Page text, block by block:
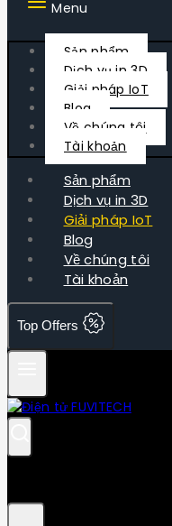
Menu
Sản phẩm
Dịch vụ in 3D
Giải pháp IoT
Blog
Về chúng tôi
Tài khoản
Sản phẩm
Dịch vụ in 3D
Giải pháp IoT
Blog
Về chúng tôi
Tài khoản
Top Offers